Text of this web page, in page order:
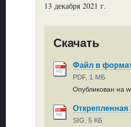
13 декабря 2021 г.
Скачать
Файл в
PDF, 1 МБ
Опубликован на
Открепленная
SIG, 5 КБ